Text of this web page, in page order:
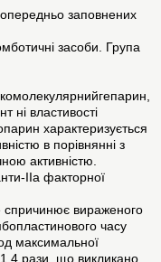
заповнених
засоби. Група
ні властивості
характеризується
в порівнянні з
активністю.
ІІа факторної
спричинює вираженого
часу
максимальної
рази, що викликано